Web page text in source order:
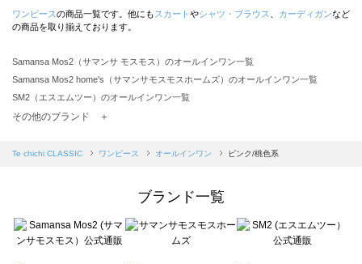
ワンピースの商品一覧です。他にも スカート やシャツ・ブラウス カーディガンなど
の商品を取り揃えております。
Samansa Mos2（サマンサ モスモス）のオールインワン一覧
Samansa Mos2 home's（サマンサモスモスホームズ）のオールインワン一覧
SM2（エスエムツー）のオールインワン一覧
Samansa Mos2 blue（サマンサモスモス ブルー）のオールインワン一覧
sō4ū（ソウフォーユー）のオールインワン一覧
Te chichi（テチチ）のオールインワン一覧
Te chichi CLASSIC（テチチ クラシック）のオールインワン一覧
その他のブランド ＋
Te chichi CLASSIC ワンピース オールインワン ピンク/桃色系
ブランド一覧